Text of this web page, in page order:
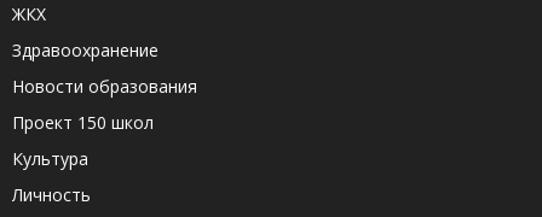
ЖКХ
Здравоохранение
Новости образования
Проект 150 школ
Культура
Личность